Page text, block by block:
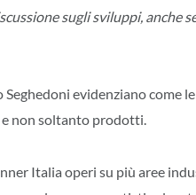
sugli sviluppi, anche
evidenziano come
non soltanto prodotti.
Italia operi su più aree